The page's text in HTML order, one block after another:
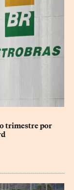
trimestre por